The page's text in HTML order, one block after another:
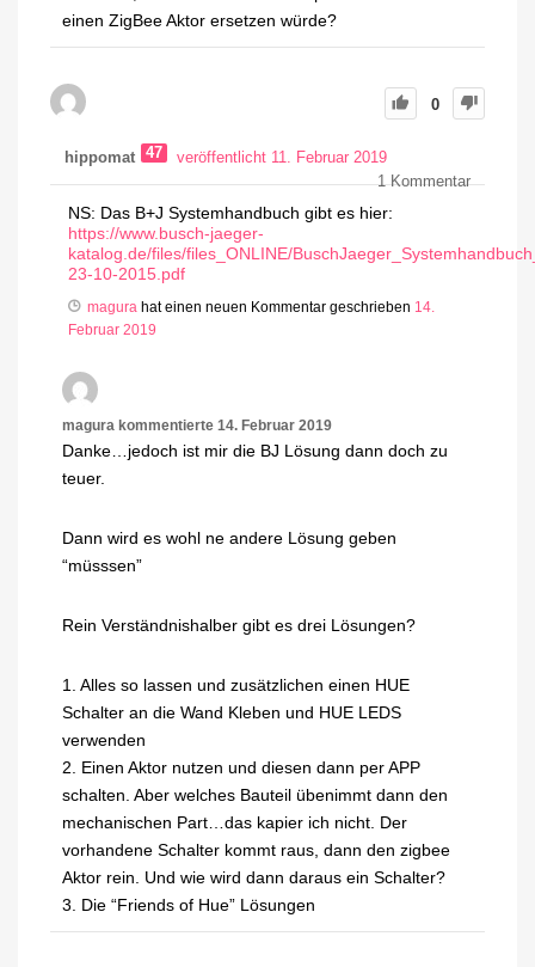
einen ZigBee Aktor ersetzen würde?
0
hippomat 47
veröffentlicht 11. Februar 2019
1Kommentar
NS: Das B+J Systemhandbuch gibt es hier:
https://www.busch-jaeger-
katalog.de/files/files_ONLINE/
23-10-2015.pdf
magura hat einen neuen Kommentar geschrieben 14.
Februar 2019
magura kommentierte 14. Februar 2019
Danke…jedoch ist mir die BJ Lösung dann doch zu
teuer.
Dann wird es wohl ne andere Lösung geben
“müsssen”
Rein Verständnishalber gibt es drei Lösungen?
1. Alles so lassen und zusätzlichen einen HUE
Schalter an die Wand Kleben und HUE LEDS
verwenden
2. Einen Aktor nutzen und diesen dann per APP
schalten. Aber welches Bauteil übenimmt dann den
mechanischen Part…das kapier ich nicht. Der
vorhandene Schalter kommt raus, dann den zigbee
Aktor rein. Und wie wird dann daraus ein Schalter?
3. Die “Friends of Hue” Lösungen